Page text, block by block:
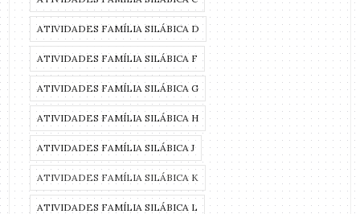
ATIVIDADES FAMÍLIA SILÁBICA D
ATIVIDADES FAMÍLIA SILÁBICA F
ATIVIDADES FAMÍLIA SILÁBICA G
ATIVIDADES FAMÍLIA SILÁBICA H
ATIVIDADES FAMÍLIA SILÁBICA J
ATIVIDADES FAMÍLIA SILÁBICA K
ATIVIDADES FAMÍLIA SILÁBICA L